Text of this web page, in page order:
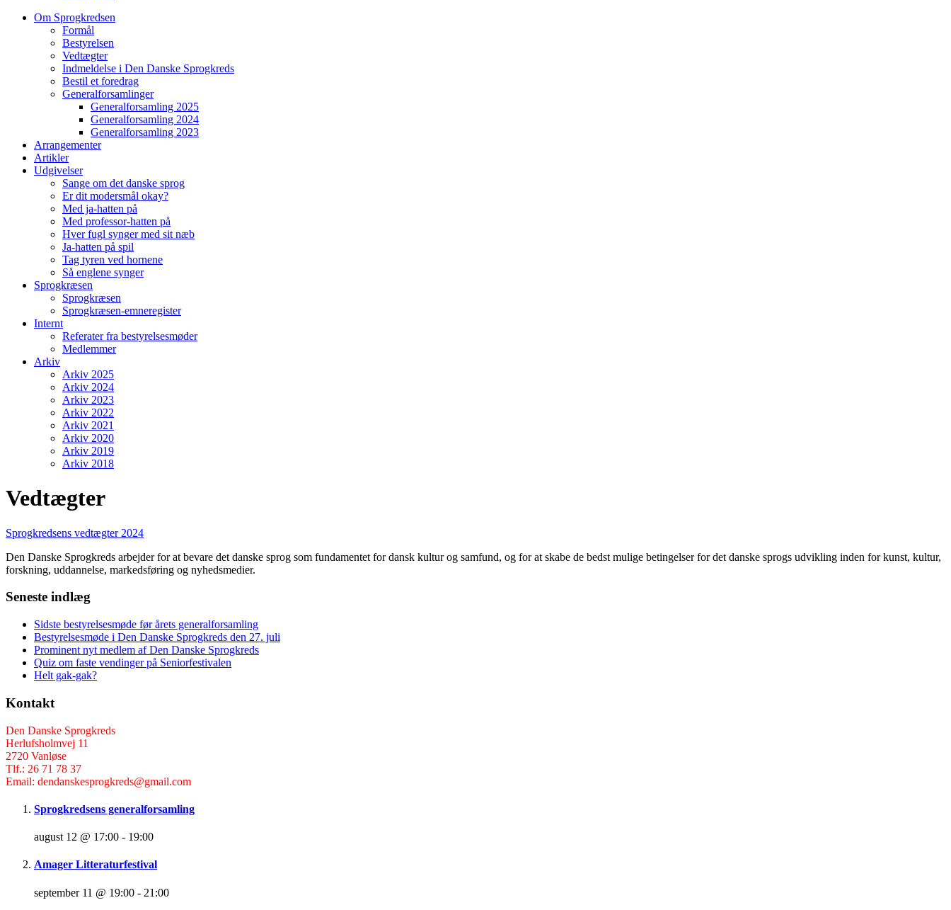
Om Sprogkredsen
Formål
Bestyrelsen
Vedtægter
Indmeldelse i Den Danske Sprogkreds
Bestil et foredrag
Generalforsamlinger
Generalforsamling 2025
Generalforsamling 2024
Generalforsamling 2023
Arrangementer
Artikler
Udgivelser
Sange om det danske sprog
Er dit modersmål okay?
Med ja-hatten på
Med professor-hatten på
Hver fugl synger med sit næb
Ja-hatten på spil
Tag tyren ved hornene
Så englene synger
Sprogkræsen
Sprogkræsen
Sprogkræsen-emneregister
Internt
Referater fra bestyrelsesmøder
Medlemmer
Arkiv
Arkiv 2025
Arkiv 2024
Arkiv 2023
Arkiv 2022
Arkiv 2021
Arkiv 2020
Arkiv 2019
Arkiv 2018
Vedtægter
Sprogkredsens vedtægter 2024
Den Danske Sprogkreds arbejder for at bevare det danske sprog som fundamentet for dansk kultur og samfund, og for at skabe de bedst mulige betingelser for det danske sprogs udvikling inden for kunst, kultur,
forskning, uddannelse, markedsføring og nyhedsmedier.
Seneste indlæg
Sidste bestyrelsesmøde før årets generalforsamling
Bestyrelsesmøde i Den Danske Sprogkreds den 27. juli
Prominent nyt medlem af Den Danske Sprogkreds
Quiz om faste vendinger på Seniorfestivalen
Helt gak-gak?
Kontakt
Den Danske Sprogkreds
Herlufsholmvej 11
2720 Vanløse
Tlf.: 26 71 78 37
Email: dendanskesprogkreds@gmail.com
Sprogkredsens generalforsamling
august 12 @ 17:00 - 19:00
Amager Litteraturfestival
september 11 @ 19:00 - 21:00